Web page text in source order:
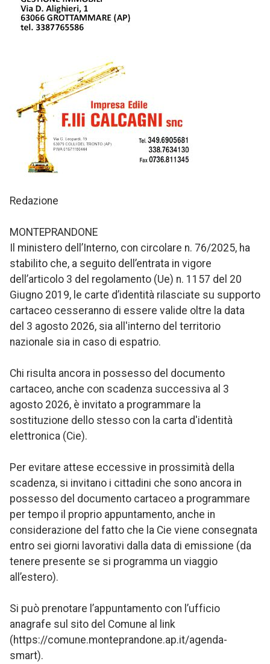
Redazione
MONTEPRANDONE
Il ministero dell’Interno, con circolare n. 76/2025, ha
stabilito che, a seguito dell’entrata in vigore
dell’articolo 3 del regolamento (Ue) n. 1157 del 20
Giugno 2019, le carte d’identità rilasciate su supporto
cartaceo cesseranno di essere valide oltre la data
del 3 agosto 2026, sia all'interno del territorio
nazionale sia in caso di espatrio.
Chi risulta ancora in possesso del documento
cartaceo, anche con scadenza successiva al 3
agosto 2026, è invitato a programmare la
sostituzione dello stesso con la carta d'identità
elettronica (Cie).
Per evitare attese eccessive in prossimità della
scadenza, si invitano i cittadini che sono ancora in
possesso del documento cartaceo a programmare
per tempo il proprio appuntamento, anche in
considerazione del fatto che la Cie viene consegnata
entro sei giorni lavorativi dalla data di emissione (da
tenere presente se si programma un viaggio
all’estero).
Si può prenotare l’appuntamento con l’ufficio
anagrafe sul sito del Comune al link
(https://comune.monteprandone.ap.it/agenda-
smart).